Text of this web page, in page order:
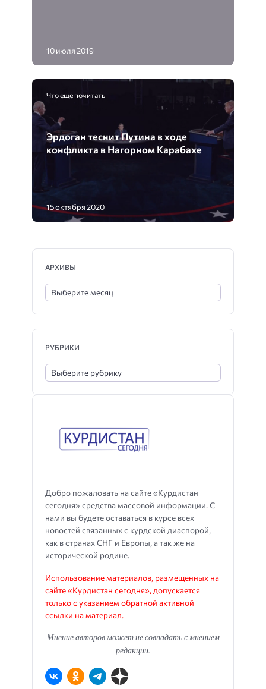
10 июля 2019
Что еще почитать
Эрдоган теснит Путина в ходе
конфликта в Нагорном Карабахе
15 октября 2020
Добро пожаловать на сайте «Курдистан
сегодня» средства массовой информации. С
нами вы будете оставаться в курсе всех
новостей связанных с курдской диаспорой,
как в странах СНГ и Европы, а так же на
исторической родине.
Использование материалов, размещенных на
сайте «Курдистан сегодня», допускается
только с указанием обратной активной
ссылки на материал.
Мнение авторов может не совпадать с мнением
редакции.
АРХИВЫ
РУБРИКИ